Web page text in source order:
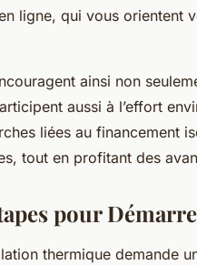
ligne, qui vous
ainsi non
aussi à l’effort
liées au financement
tout en profitant des
pour
thermique demande